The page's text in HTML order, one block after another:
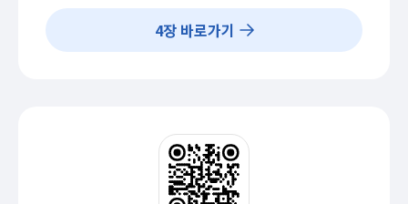
4장 바로가기